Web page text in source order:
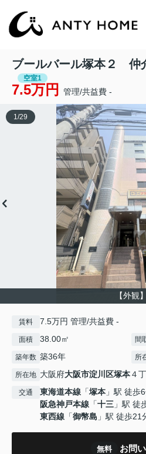
ブールバール塚本２ 仲
空室1
7.5万円 管理/共益費 -
【外観】
1 /29
賃料 7.5万円 管理/共益費 -
面積 38.00㎡ 間
築年数 築36年 所
所在地 大阪府大阪市淀川区塚本４
交通 東海道本線 「塚本 」駅 徒歩
阪急神戸本線 「十三 」駅 徒
東西線 「御幣島 」駅 徒歩21
無料 お問